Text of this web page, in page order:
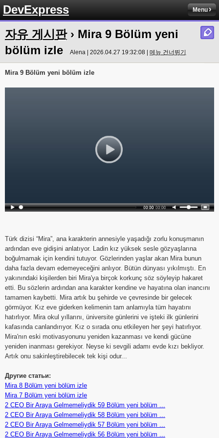
DevExpress Menu
자유 게시판› Mira 9 Bölüm yeni
bölüm izle
Alena | 2026.04.27 19:32:08 | 메뉴 건너뛰기
Mira 9 Bölüm yeni bölüm izle
Türk dizisi “Mira”, ana karakterin annesiyle yaşadığı zorlu konuşmanın
ardından eve gidişini anlatıyor. Ladin kız yüksek sesle gözyaşlarına
boğulmamak için kendini tutuyor. Gözlerinden yaşlar akan Mira bunun
daha fazla devam edemeyeceğini anlıyor. Bütün dünyası yıkılmıştı. En
yakınındaki kişilerden biri Mira'ya birçok korkunç söz söyleyip hakaret
etti. Bu sözlerin ardından ana karakter kendine ve hayatına olan inancını
tamamen kaybetti. Mira artık bu şehirde ve çevresinde bir gelecek
görmüyor. Kız eve giderken kelimenin tam anlamıyla tüm hayatını
hatırlıyor. Mira okul yıllarını, üniversite günlerini ve işteki ilk günlerini
kafasında canlandırıyor. Kız o sırada onu etkileyen her şeyi hatırlıyor.
Mira'nın eski motivasyonunu yeniden kazanması ve kendi gücüne
yeniden inanması gerekiyor. Neyse ki sevgili adamı evde kızı bekliyor.
Artık onu sakinleştirebilecek tek kişi odur...
Другие статьи:
Mira 8 Bölüm yeni bölüm izle
Mira 7 Bölüm yeni bölüm izle
2 CEO Bir Araya Gelmemeliydik 59 Bölüm yeni bölüm ...
2 CEO Bir Araya Gelmemeliydik 58 Bölüm yeni bölüm ...
2 CEO Bir Araya Gelmemeliydik 57 Bölüm yeni bölüm ...
2 CEO Bir Araya Gelmemeliydik 56 Bölüm yeni bölüm ...